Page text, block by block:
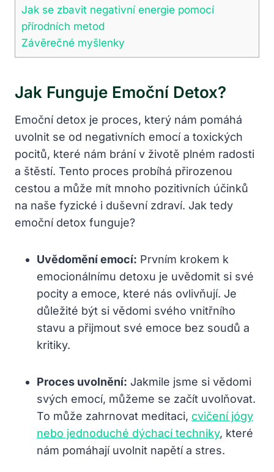
Jak​ se zbavit negativní energie pomocí
přírodních ‍metod
Závěrečné myšlenky
Jak Funguje Emoční Detox?
Emoční ⁤detox je proces, který nám pomáhá
uvolnit se od negativních​ emocí a toxických
pocitů, které nám brání v životě plném radosti
a štěstí. Tento ​proces probíhá přirozenou
cestou a může mít mnoho pozitivních účinků
na naše fyzické⁤ i duševní zdraví. Jak tedy
emoční detox funguje?
Uvědomění emocí: Prvním krokem k
emocionálnímu detoxu je uvědomit si své⁤
pocity a emoce, které nás ovlivňují.‌ Je
důležité být si vědomi svého vnitřního
stavu a přijmout své emoce bez soudů a
kritiky.
Proces uvolnění: ⁣Jakmile jsme si vědomi
svých emocí, můžeme se začít uvolňovat.
To může zahrnovat meditaci, cvičení jógy
nebo jednoduché dýchací techniky, které ​
nám ⁤pomáhají ⁣uvolnit‍ napětí ​a stres.